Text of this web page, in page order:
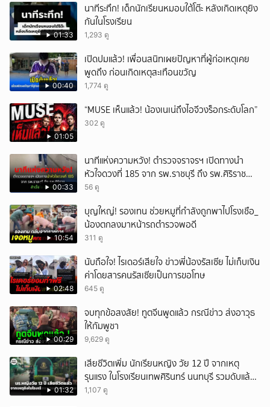
01:33
นาทีระทึก! เด็กนักเรียนหมอบใต้โต๊ะ หลังเกิดเหตุยิง
กันในโรงเรียน
1,293 ดู
00:40
เปิดปมแล้ว! เพื่อนสนิทเผยปัญหาที่ผู้ก่อเหตุเคย
พูดถึง ก่อนเกิดเหตุสะเทือนขวัญ
1,774 ดู
01:05
“MUSE เห็นแล้ว! น้องเนเน่ถึงไอจีวงร็อกระดับโลก”
302 ดู
00:33
นาทีแห่งความหวัง! ตำรวจจราจรฯ เปิดทางนำ
หัวใจดวงที่ 185 จาก รพ.ราชบุรี ถึง รพ.ศิริราช
สำเร็จใน 48 นาที
56 ดู
10:54
บุญใหญ่! รองเทน ช่วยหมูที่กำลังถูกพาไปโรงเชือ_
น้องตกลงมาหน้ารถตำรวจพอดี
311 ดู
02:48
นับถือใจ! ไรเดอร์เสียใจ ข่าวพี่น้องรัสเซีย ไม่เก็บเงิน
ค่าโดยสารคนรัสเซียเป็นการขอโทษ
645 ดู
00:29
จบทุกข้อสงสัย! ทูตจีนพูดแล้ว กรณีข่าว ส่งอาวุธ
ให้กัมพูชา
9,629 ดู
01:32
เสียชีวิตเพิ่ม นักเรียนหญิง วัย 12 ปี จากเหตุ
รุนแรง ในโรงเรียนเทพศิรินทร์ นนทบุรี รวมดับแล้ว
9 ราย
1,107 ดู